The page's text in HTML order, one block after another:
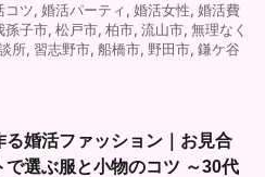
コツ, 婚活パーティ, 婚活女性, 婚活費
孫子市, 松戸市, 柏市, 流山市, 無理なく
所, 習志野市, 船橋市, 野田市, 鎌ケ谷
る婚活ファッション｜お見合
で選ぶ服と小物のコツ ～30代